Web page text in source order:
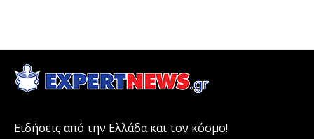
Ειδήσεις από την Ελλάδα και τον κόσμο!